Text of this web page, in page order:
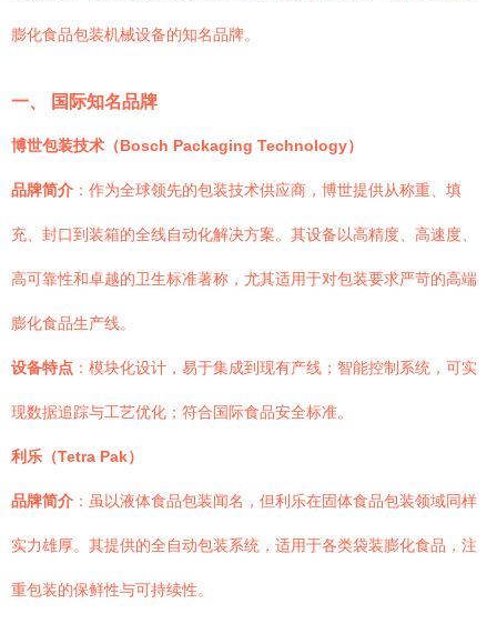
膨化食品包装机械设备的知名品牌。
一、 国际知名品牌
博世包装技术（Bosch Packaging Technology）
品牌简介 ：作为全球领先的包装技术供应商，博世提供从称重、填
充、封口到装箱的全线自动化解决方案。其设备以高精度、高速度、
高可靠性和卓越的卫生标准著称，尤其适用于对包装要求严苛的高端
膨化食品生产线。
设备特点 ：模块化设计，易于集成到现有产线；智能控制系统，可实
现数据追踪与工艺优化；符合国际食品安全标准。
利乐（Tetra Pak）
品牌简介 ：虽以液体食品包装闻名，但利乐在固体食品包装领域同样
实力雄厚。其提供的全自动包装系统，适用于各类袋装膨化食品，注
重包装的保鲜性与可持续性。